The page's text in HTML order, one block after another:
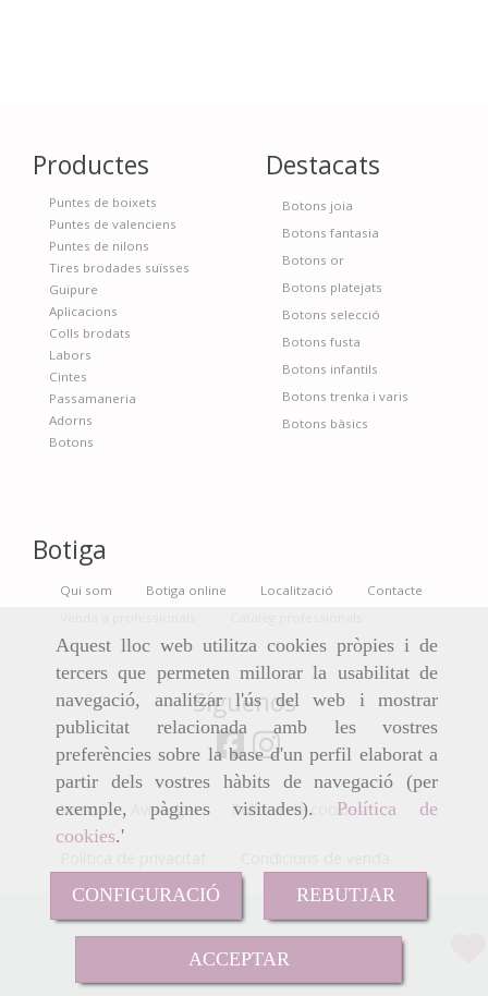
Aquest lloc web utilitza cookies pròpies i de
tercers que permeten millorar la usabilitat de
navegació, analitzar l'ús del web i mostrar
publicitat relacionada amb les vostres
preferències sobre la base d'un perfil elaborat a
partir dels vostres hàbits de navegació (per
exemple, pàgines visitades). Política de
cookies.'
CONFIGURACIÓ REBUTJAR
ACCEPTAR
Sense Preu
Productes
Puntes de boixets
Puntes de valenciens
Puntes de nilons
Tires brodades suïsses
Guipure
Aplicacions
Colls brodats
Labors
Cintes
Passamaneria
Adorns
Botons
Destacats
Botons joia
Botons fantasia
Botons or
Botons platejats
Botons selecció
Botons fusta
Botons infantils
Botons trenka i varis
Botons bàsics
Botiga
Qui som Botiga online Localització
Contacte
Síguenos
Inicio Avís legal Política de cookies